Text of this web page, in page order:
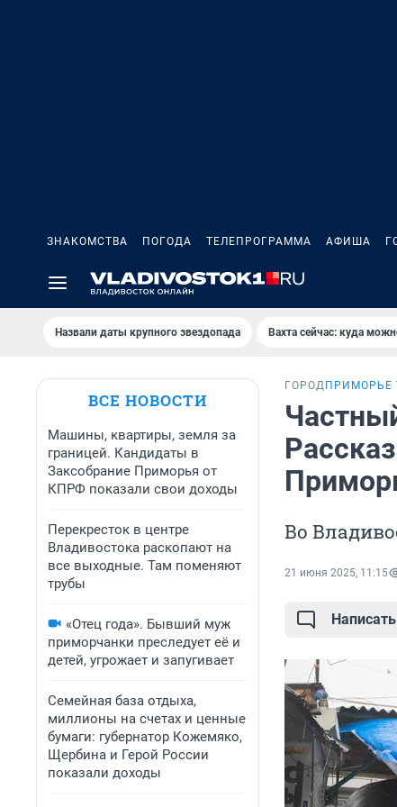
ЗНАКОМСТВА ПОГОДА ТЕЛЕПРОГРАММА АФИША
Назвали даты крупного звездопада Вахта сейчас: куда
ВСЕ НОВОСТИ
Машины, квартиры, земля за
границей. Кандидаты в
Заксобрание Приморья от
КПРФ показали свои доходы
Перекресток в центре
Владивостока раскопают на
все выходные. Там поменяют
трубы
«Отец года». Бывший муж
приморчанки преследует её и
детей, угрожает и запугивает
Семейная база отдыха,
миллионы на счетах и ценные
бумаги: губернатор Кожемяко,
Щербина и Герой России
показали доходы
ГОРОД ПРИМОРЬЕ
Во
21 июня 2025, 11:15